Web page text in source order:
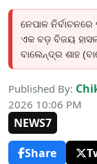
ନେପାଳ
ଏକ ବଡ଼ ବିଜୟ
ବାଲେନ୍ଦ୍ର ଶାହ
Published By:
2026 10:06 PM
NEWS7
Share